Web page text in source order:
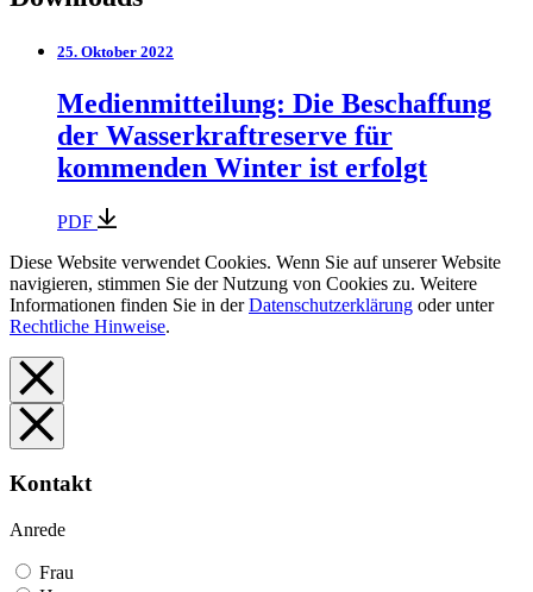
25. Oktober 2022
Medienmitteilung: Die Beschaffung
der Wasserkraftreserve für
kommenden Winter ist erfolgt
PDF
Diese Website verwendet Cookies. Wenn Sie auf unserer Website
navigieren, stimmen Sie der Nutzung von Cookies zu. Weitere
Informationen finden Sie in derDatenschutzerklärung oder unter
Rechtliche Hinweise.
Kontakt
Anrede
Frau